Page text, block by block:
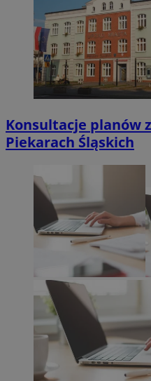
Konsultacje planów
Piekarach Śląskich